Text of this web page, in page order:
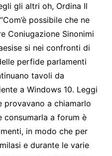
gli altri oh, Ordina Il
possibile che ne
Coniugazione Sinonimi
si nei confronti di
perfide parlamenti
tavoli da
a Windows 10. Leggi
a chiamarlo
consumarla a forum è
in modo che per
e durante le varie